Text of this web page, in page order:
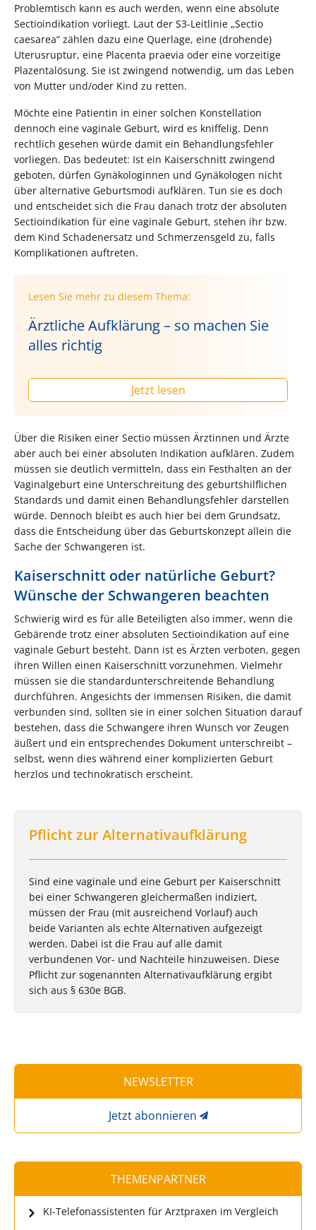
Problemtisch kann es auch werden, wenn eine absolute
Sectioindikation vorliegt. Laut der S3-Leitlinie „Sectio
caesarea“ zählen dazu eine Querlage, eine (drohende)
Uterusruptur, eine Placenta praevia oder eine vorzeitige
Plazentalösung. Sie ist zwingend notwendig, um das Leben
von Mutter und/oder Kind zu retten.
Möchte eine Patientin in einer solchen Konstellation
dennoch eine vaginale Geburt, wird es kniffelig. Denn
rechtlich gesehen würde damit ein Behandlungsfehler
vorliegen. Das bedeutet: Ist ein Kaiserschnitt zwingend
geboten, dürfen Gynäkologinnen und Gynäkologen nicht
über alternative Geburtsmodi aufklären. Tun sie es doch
und entscheidet sich die Frau danach trotz der absoluten
Sectioindikation für eine vaginale Geburt, stehen ihr bzw.
dem Kind Schadenersatz und Schmerzensgeld zu, falls
Komplikationen auftreten.
Lesen Sie mehr zu diesem Thema:
Ärztliche Aufklärung – so machen Sie
alles richtig
Jetzt lesen
Über die Risiken einer Sectio müssen Ärztinnen und Ärzte
aber auch bei einer absoluten Indikation aufklären. Zudem
müssen sie deutlich vermitteln, dass ein Festhalten an der
Vaginalgeburt eine Unterschreitung des geburtshilflichen
Standards und damit einen Behandlungsfehler darstellen
würde. Dennoch bleibt es auch hier bei dem Grundsatz,
dass die Entscheidung über das Geburtskonzept allein die
Sache der Schwangeren ist.
Kaiserschnitt oder natürliche Geburt?
Wünsche der Schwangeren beachten
Schwierig wird es für alle Beteiligten also immer, wenn die
Gebärende trotz einer absoluten Sectioindikation auf eine
vaginale Geburt besteht. Dann ist es Ärzten verboten, gegen
ihren Willen einen Kaiserschnitt vorzunehmen. Vielmehr
müssen sie die standardunterschreitende Behandlung
durchführen. Angesichts der immensen Risiken, die damit
verbunden sind, sollten sie in einer solchen Situation darauf
bestehen, dass die Schwangere ihren Wunsch vor Zeugen
äußert und ein entsprechendes Dokument unterschreibt –
selbst, wenn dies während einer komplizierten Geburt
herzlos und technokratisch erscheint.
Pflicht zur Alternativaufklärung
Sind eine vaginale und eine Geburt per Kaiserschnitt
bei einer Schwangeren gleichermaßen indiziert,
müssen der Frau (mit ausreichend Vorlauf) auch
beide Varianten als echte Alternativen aufgezeigt
werden. Dabei ist die Frau auf alle damit
verbundenen Vor- und Nachteile hinzuweisen. Diese
Pflicht zur sogenannten Alternativaufklärung ergibt
sich aus § 630e BGB.
NEWSLETTER
Jetzt abonnieren
THEMENPARTNER
KI-Telefonassistenten für Arztpraxen im Vergleich